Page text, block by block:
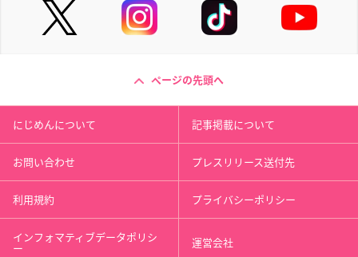
ページの先頭へ
にじめんについて 記事掲載について
お問い合わせ プレスリリース送付先
利用規約 プライバシーポリシー
インフォマティブデータポリシ
ー 運営会社